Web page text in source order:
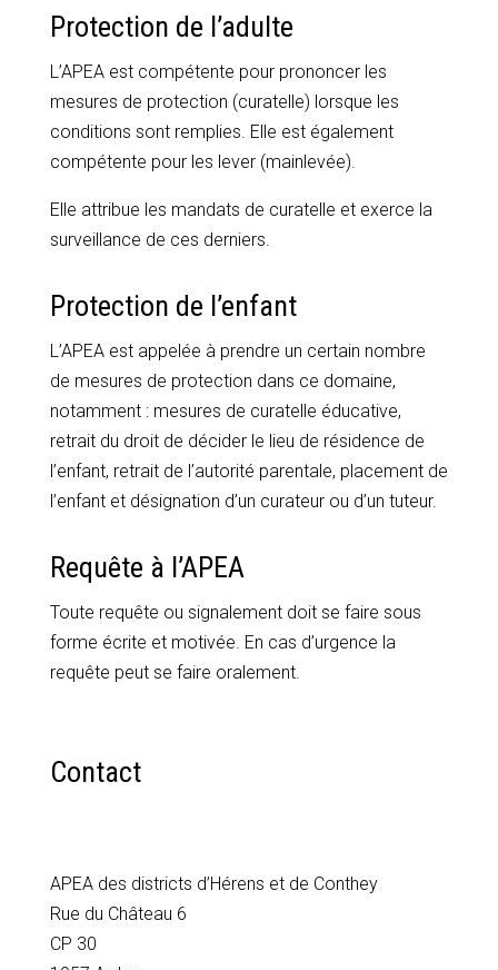
Protection de l’adulte
L’APEA est compétente pour prononcer les
mesures de protection (curatelle) lorsque les
conditions sont remplies. Elle est également
compétente pour les lever (mainlevée).
Elle attribue les mandats de curatelle et exerce la
surveillance de ces derniers.
Protection de l’enfant
L’APEA est appelée à prendre un certain nombre
de mesures de protection dans ce domaine,
notamment : mesures de curatelle éducative,
retrait du droit de décider le lieu de résidence de
l’enfant, retrait de l’autorité parentale, placement de
l’enfant et désignation d’un curateur ou d’un tuteur.
Requête à l’APEA
Toute requête ou signalement doit se faire sous
forme écrite et motivée. En cas d’urgence la
requête peut se faire oralement.
Contact
APEA des districts d’Hérens et de Conthey
Rue du Château 6
CP 30